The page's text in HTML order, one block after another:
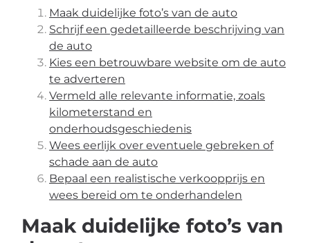
Maak duidelijke foto’s van de auto
Schrijf een gedetailleerde beschrijving van
de auto
Kies een betrouwbare website om de auto
te adverteren
Vermeld alle relevante informatie, zoals
kilometerstand en
onderhoudsgeschiedenis
Wees eerlijk over eventuele gebreken of
schade aan de auto
Bepaal een realistische verkoopprijs en
wees bereid om te onderhandelen
Maak duidelijke foto’s van